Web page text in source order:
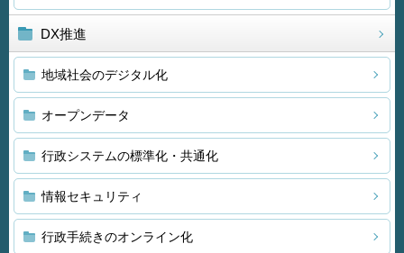
DX推進
地域社会のデジタル化
オープンデータ
行政システムの標準化・共通化
情報セキュリティ
行政手続きのオンライン化